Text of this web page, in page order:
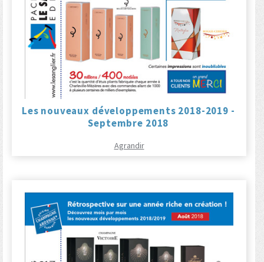
Les nouveaux développements 2018-2019 -
Septembre 2018
Agrandir